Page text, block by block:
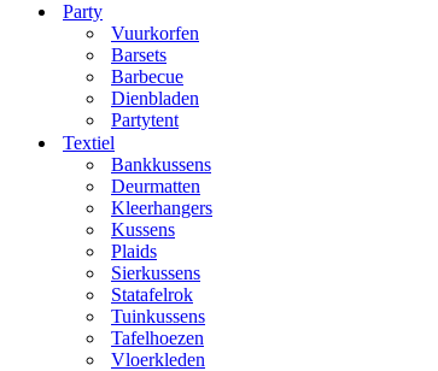
Party
Vuurkorfen
Barsets
Barbecue
Dienbladen
Partytent
Textiel
Bankkussens
Deurmatten
Kleerhangers
Kussens
Plaids
Sierkussens
Statafelrok
Tuinkussens
Tafelhoezen
Vloerkleden